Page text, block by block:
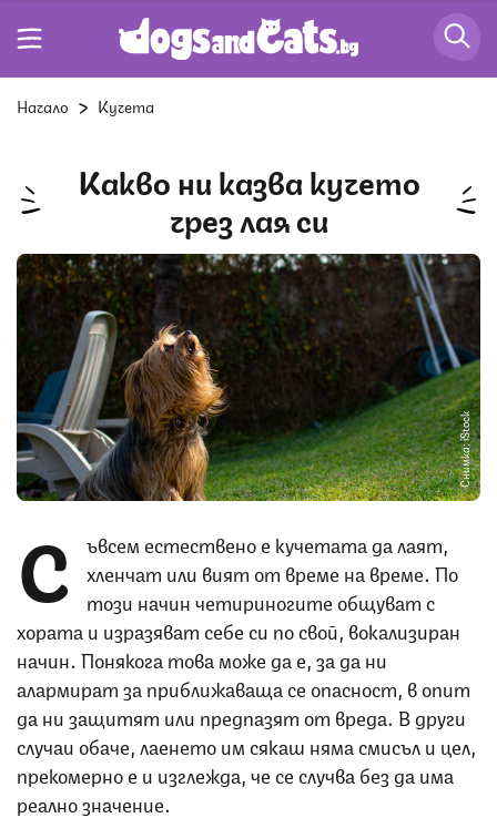
Начало Кучета
Какво ни казва кучето
чрез лая си
Снимка: iStock
С
ъвсем естествено е кучетата да лаят,
хленчат или вият от време на време. По
този начин четириногите общуват с
хората и изразяват себе си по свой, вокализиран
начин. Понякога това може да е, за да ни
алармират за приближаваща се опасност, в опит
да ни защитят или предпазят от вреда. В други
случаи обаче, лаенето им сякаш няма смисъл и цел,
прекомерно е и изглежда, че се случва без да има
реално значение.